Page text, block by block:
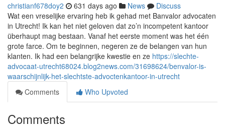
christianf678doy2 631 days ago News
Discuss
Wat een vreselijke ervaring heb ik gehad met Banvalor advocaten
in Utrecht! Ik kan het niet geloven dat zo’n incompetent kantoor
überhaupt mag bestaan. Vanaf het eerste moment was het één
grote farce. Om te beginnen, negeren ze de belangen van hun
klanten. Ik had een belangrijke kwestie en ze https://slechte-
advocaat-utrecht68024.blog2news.com/31698624/benvalor-is-
waarschijnlijk-het-slechtste-advoctenkantoor-in-utrecht
Comments
Who Upvoted
Comments